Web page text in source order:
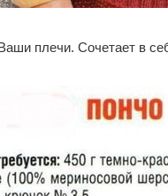
плечи. Сочетает в